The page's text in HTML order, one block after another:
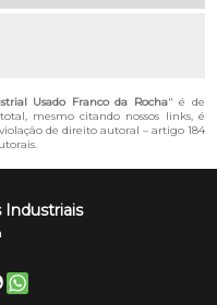
Usado Franco da Rocha" é de
mesmo citando nossos links, é
de direito autoral – artigo 184
.
Industriais